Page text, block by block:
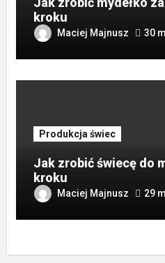
kroku
Maciej Majnusz 30
Produkcja świec
Jak zrobić świecę do
kroku
Maciej Majnusz 29